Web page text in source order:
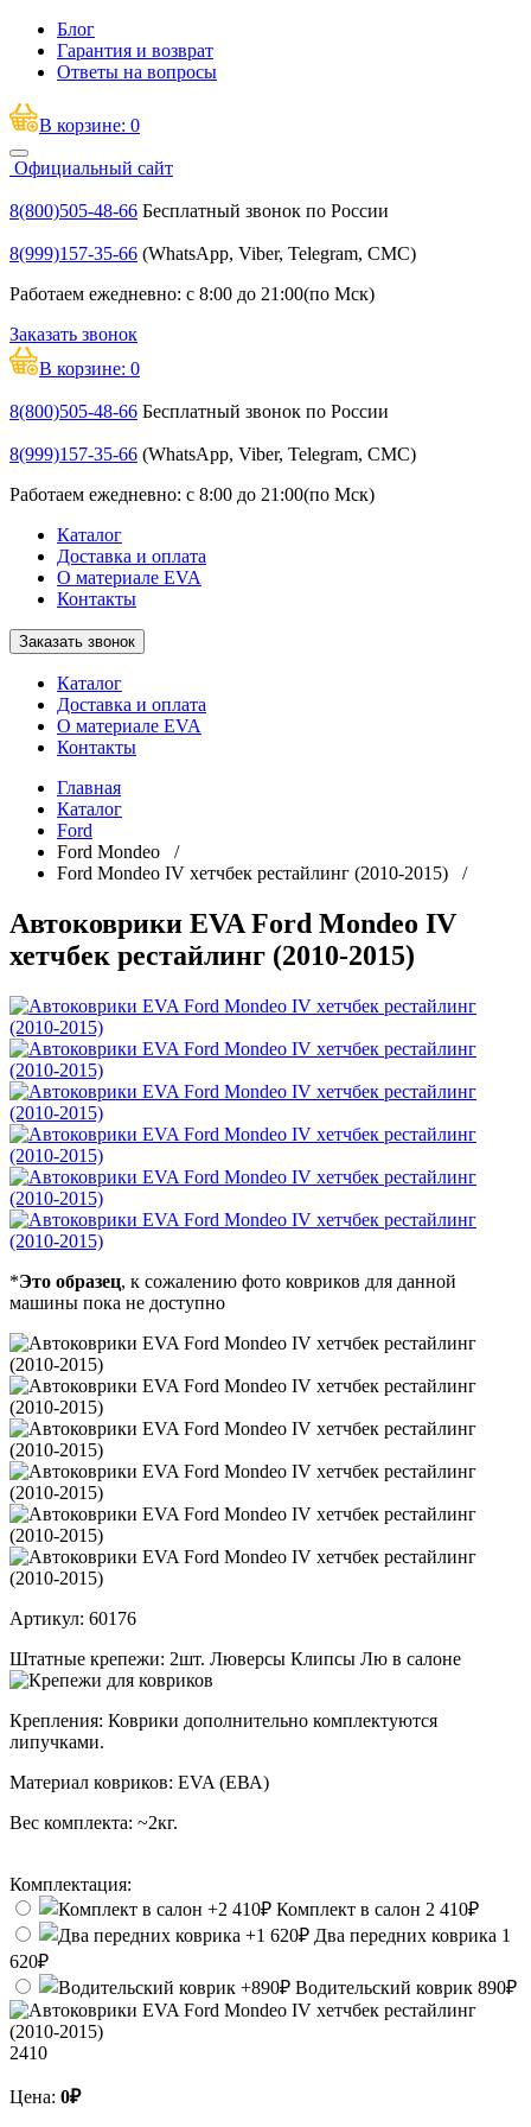
Блог
Гарантия и возврат
Ответы на вопросы
В корзине: 0
Официальный сайт
8(800)505-48-66 Бесплатный звонок по России
8(999)157-35-66 (WhatsApp, Viber, Telegram, СМС)
Работаем ежедневно: с 8:00 до 21:00(по Мск)
Заказать звонок
В корзине: 0
8(800)505-48-66 Бесплатный звонок по России
8(999)157-35-66 (WhatsApp, Viber, Telegram, СМС)
Работаем ежедневно: с 8:00 до 21:00(по Мск)
Каталог
Доставка и оплата
О материале EVA
Контакты
Заказать звонок
Каталог
Доставка и оплата
О материале EVA
Контакты
Главная
Каталог
Ford
Ford Mondeo /
Ford Mondeo IV хетчбек рестайлинг (2010-2015) /
Автоковрики EVA Ford Mondeo IV
хетчбек рестайлинг (2010-2015)
*Это образец, к сожалению фото ковриков для данной
машины пока не доступно
Артикул: 60176
Штатные крепежи: 2шт. Люверсы Клипсы Лю в салоне
Крепления: Коврики дополнительно комплектуются
липучками.
Материал ковриков: EVA (ЕВА)
Вес комплекта: ~2кг.
Комплектация:
Комплект в салон 2 410₽
Два передних коврика 1
620₽
Водительский коврик 890₽
2410
Цена: 0₽